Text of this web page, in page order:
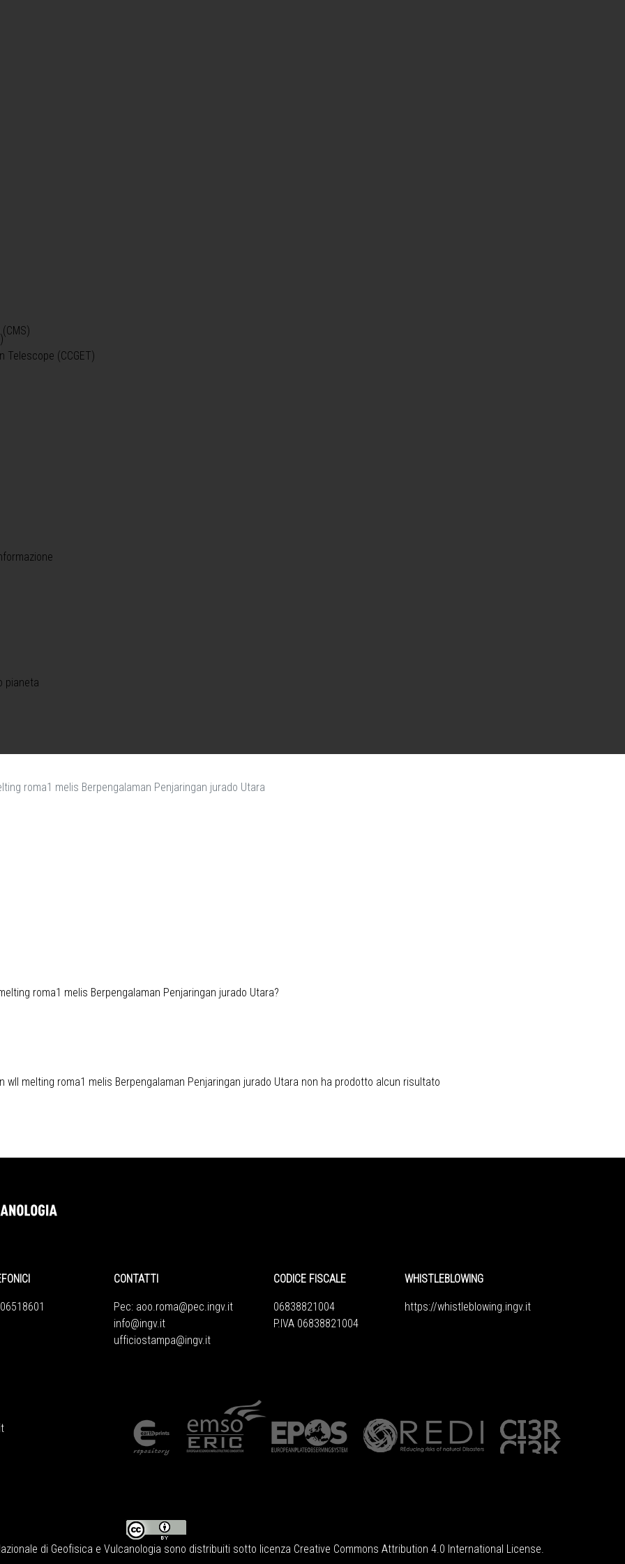
(CCGET)
pianeta
roma1 melis Berpengalaman Penjaringan jurado Utara
roma1 melis Berpengalaman Penjaringan jurado Utara?
wll melting roma1 melis Berpengalaman Penjaringan jurado Utara non ha prodotto alcun risultato
CONTATTI
Pec: aoo.roma@pec.ingv.it
info@ingv.it
ufficiostampa@ingv.it
CODICE FISCALE
06838821004
P.IVA 06838821004
WHISTLEBLOWING
https://whistleblowing.ingv. it
di Geofisica e Vulcanologia sono distribuiti sotto licenza Creative Commons Attribution 4.0 International License